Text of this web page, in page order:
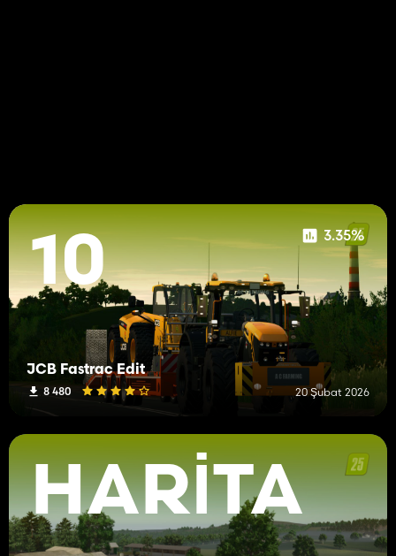
10 3.35%
JCB Fastrac Edit
8 480 20 Şubat 2026
HARITA